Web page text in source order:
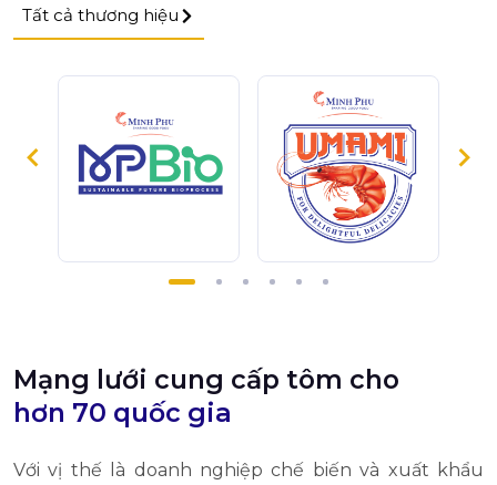
Tất cả thương hiệu
Mạng lưới cung cấp tôm cho
hơn 70 quốc gia
Với vị thế là doanh nghiệp chế biến và xuất khẩu